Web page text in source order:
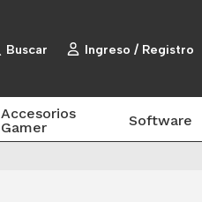
Buscar Ingreso / Registro
Accesorios
Gamer
Software